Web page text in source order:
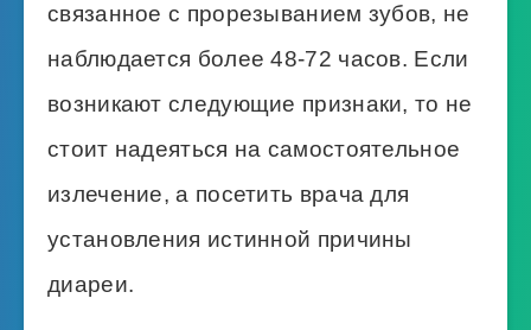
связанное с прорезыванием зубов, не
наблюдается более 48-72 часов. Если
возникают следующие признаки, то не
стоит надеяться на самостоятельное
излечение, а посетить врача для
установления истинной причины
диареи.